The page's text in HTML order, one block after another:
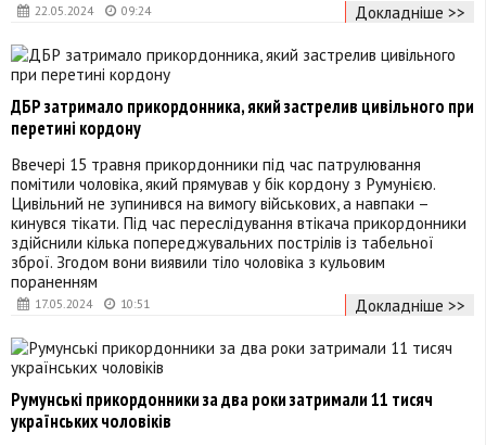
22.05.2024 09:24
Докладніше >>
17.05.2024 10:51
ДБР затримало прикордонника, який застрелив цивільного при
перетині кордону
Ввечері 15 травня прикордонники під час патрулювання
помітили чоловіка, який прямував у бік кордону з Румунією.
Цивільний не зупинився на вимогу військових, а навпаки –
кинувся тікати. Під час переслідування втікача прикордонники
здійснили кілька попереджувальних пострілів із табельної
зброї. Згодом вони виявили тіло чоловіка з кульовим
пораненням
Докладніше >>
Румунські прикордонники за два роки затримали 11 тисяч
українських чоловіків